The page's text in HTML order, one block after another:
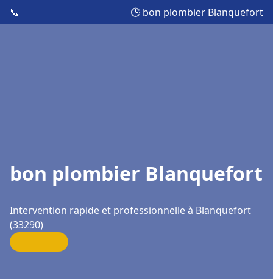
📞 🕒 bon plombier Blanquefort
bon plombier Blanquefort
Intervention rapide et professionnelle à Blanquefort
(33290)